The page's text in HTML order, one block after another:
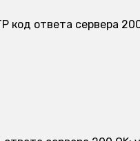
ответа сервера